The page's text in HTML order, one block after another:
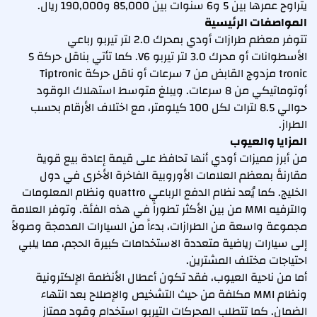
يتراوح عمرها بين 5 و6 سنوات بين 85,000 و190,000 ريال.
المواصفات الرئيسية
تتوفر معظم طرازات أودي بمحرك 2.0 لتر تيربو رباعي
الأسطوانات أو محرك 3.0 لتر تيربو V6. كما تأتي بناقل حركة S
tronic مزدوج القابض من 7 سرعات أو ناقل حركة Tiptronic
أوتوماتيكي من 8 سرعات. ويبلغ متوسط استهلاك الوقود
حوالي 8.5 لترات لكل 100 كيلومتر، مع اختلاف الأرقام بحسب
الطراز.
المزايا والعيوب
من أبرز مميزات أودي أنها تحافظ على قيمة إعادة بيع قوية
مقارنةً بمعظم العلامات الأوروبية الفاخرة الأخرى في دول
الخليج. كما يُعد نظام الدفع الرباعي quattro ونظام المعلومات
والترفيه MMI من بين الأكثر تطوراً في هذه الفئة. وتوفر العلامة
مجموعة واسعة من الطرازات، بدءاً من السيارات المدمجة وصولاً
إلى سيارات رياضية متعددة الاستخدامات كبيرة الحجم، مما يلبي
احتياجات مختلف المشترين.
أما من ناحية العيوب، فقد تكون أعطال الأنظمة الإلكترونية
ونظام MMI مكلفة من حيث التشخيص والإصلاح بعد انتهاء
الضمان. كما تتطلب المحركات التيربو استخدام وقود ممتاز